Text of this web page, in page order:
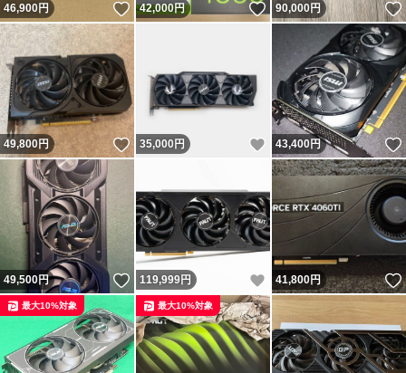
46,900円 いいね！
42,000円 いいね！
90,000円
49,800円 いいね！
35,000 円 いいね！
43,400円
49,500円 いいね！
119,999円 いいね！
41,800円
最大10%対象 最大10%対象